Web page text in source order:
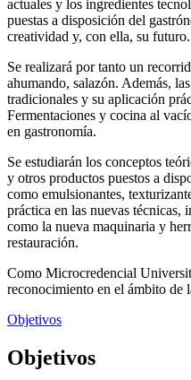
actuales y los ingredientes
puestas a disposición del
creatividad y, con ella, su futuro.
Se realizará por tanto un
ahumando, salazón. Además,
tradicionales y su aplicación
Fermentaciones y cocina al
en gastronomía.
Se estudiarán los conceptos
y otros productos puestos a
como emulsionantes,
práctica en las nuevas
como la nueva maquinaria y
restauración.
Como Microcredencial
reconocimiento en el ámbito de
Objetivos
Objetivos